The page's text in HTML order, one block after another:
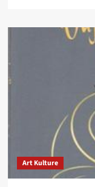
Art Kulture